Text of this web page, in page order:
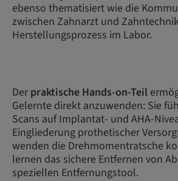
ebenso thematisiert wie die
zwischen Zahnarzt und
Herstellungsprozess im Labor.
Der praktische Hands-on-Teil
Gelernte direkt anzuwenden: Sie
Scans auf Implantat- und AHA-
Eingliederung prothetischer
wenden die Drehmomentratsche
lernen das sichere Entfernen von
speziellen Entfernungstool.